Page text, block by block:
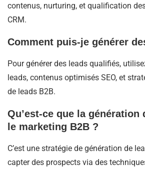
contenus, nurturing, et qualification
CRM.
Comment puis-je générer
Pour générer des leads qualifiés,
leads, contenus optimisés SEO, et
de leads B2B.
Qu’est-ce que la génération
le marketing B2B ?
C’est une stratégie de génération de
capter des prospects via des